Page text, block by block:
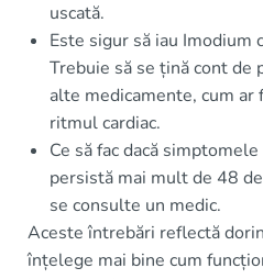
uscată.
Este sigur să iau Imodium
Trebuie să se țină cont
alte medicamente, cum ar
ritmul cardiac.
Ce să fac dacă
persistă mai mult de 48
se consulte un medic.
Aceste întrebări reflectă
înțelege mai bine cum